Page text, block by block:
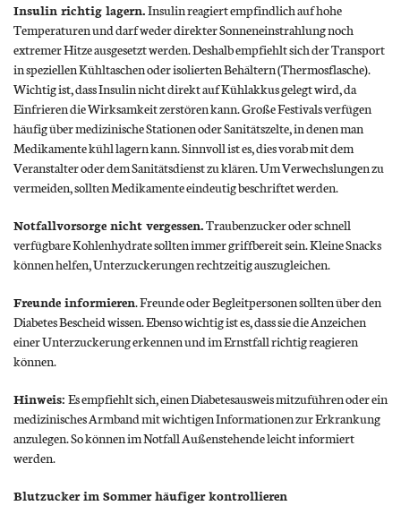
Insulin richtig lagern.Insulin reagiert empfindlich auf hohe
Temperaturen und darf weder direkter Sonneneinstrahlung noch
extremer Hitze ausgesetzt werden. Deshalb empfiehlt sich der Transport
in speziellen Kühltaschen oder isolierten Behältern (Thermosflasche).
Wichtig ist, dass Insulin nicht direkt auf Kühlakkus gelegt wird, da
Einfrieren die Wirksamkeit zerstören kann. Große Festivals verfügen
häufig über medizinische Stationen oder Sanitätszelte, in denen man
Medikamente kühl lagern kann. Sinnvoll ist es, dies vorab mit dem
Veranstalter oder dem Sanitätsdienst zu klären. Um Verwechslungen zu
vermeiden, sollten Medikamente eindeutig beschriftet werden.
Notfallvorsorge nicht vergessen.Traubenzucker oder schnell
verfügbare Kohlenhydrate sollten immer griffbereit sein. Kleine Snacks
können helfen, Unterzuckerungen rechtzeitig auszugleichen.
Freunde informieren. Freunde oder Begleitpersonen sollten über den
Diabetes Bescheid wissen. Ebenso wichtig ist es, dass sie die Anzeichen
einer Unterzuckerung erkennen und im Ernstfall richtig reagieren
können.
Hinweis: Es empfiehlt sich, einen Diabetesausweis mitzuführen oder ein
medizinisches Armband mit wichtigen Informationen zur Erkrankung
anzulegen. So können im Notfall Außenstehende leicht informiert
werden.
Blutzucker im Sommer häufiger kontrollieren